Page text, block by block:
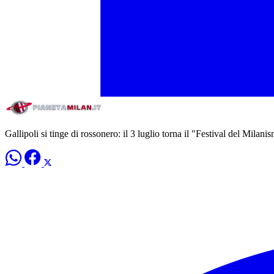
Gallipoli si tinge di rossonero: il 3 luglio torna il "Festival del